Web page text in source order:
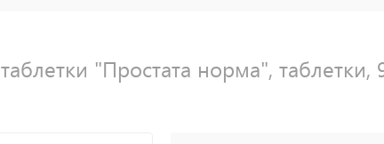
"Простата норма",